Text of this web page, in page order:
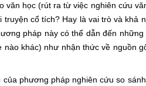
văn học (rút ra từ việc nghiên cứu
cổ tích? Hay là vai trò và khả
pháp này có thể dẫn đến
khác) như nhận thức về nguồn
pháp nghiên cứu so sánh